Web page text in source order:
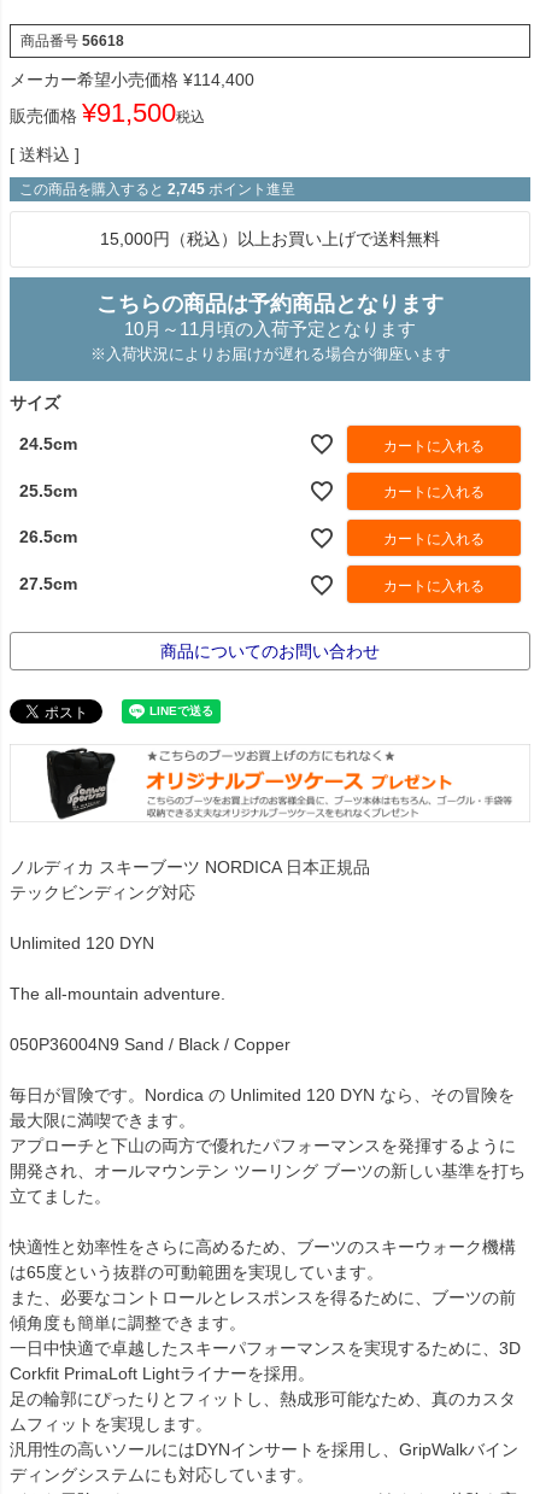
商品番号 56618
メーカー希望小売価格 ¥114,400
販売価格 ¥91,500税込
送料込
この商品を購入すると 2,745 ポイント進呈
15,000円（税込）以上お買い上げで送料無料
こちらの商品は予約商品となります
10月～11月頃の入荷予定となります
※入荷状況によりお届けが遅れる場合が御座います
サイズ
24.5cm カートに入れる
25.5cm カートに入れる
26.5cm カートに入れる
27.5cm カートに入れる
商品についてのお問い合わせ
ノルディカ スキーブーツ NORDICA 日本正規品
テックビンディング対応
Unlimited 120 DYN
The all-mountain adventure.
050P36004N9 Sand / Black / Copper
毎日が冒険です。Nordica の Unlimited 120 DYN なら、その冒険を
最大限に満喫できます。
アプローチと下山の両方で優れたパフォーマンスを発揮するように
開発され、オールマウンテン ツーリング ブーツの新しい基準を打ち
立てました。
快適性と効率性をさらに高めるため、ブーツのスキーウォーク機構
は65度という抜群の可動範囲を実現しています。
また、必要なコントロールとレスポンスを得るために、ブーツの前
傾角度も簡単に調整できます。
一日中快適で卓越したスキーパフォーマンスを実現するために、3D
Corkfit PrimaLoft Lightライナーを採用。
足の輪郭にぴったりとフィットし、熱成形可能なため、真のカスタ
ムフィットを実現します。
汎用性の高いソールにはDYNインサートを採用し、GripWalkバイン
ディングシステムにも対応しています。